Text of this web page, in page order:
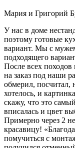
Мария и Григорий
У нас в доме
поэтому готовые
вариант. Мы с
подходящего
После всех
на заказ под наши
обмерил, посчитал,
хотелось, и
скажу, что это
вписалась и цвет
Примерно через 2
красавицу!
помучиться с